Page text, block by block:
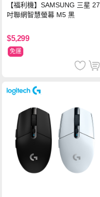
【福利機】SAMSUNG 三星 27
吋聯網智慧螢幕 M5 黑
$5,299
免運